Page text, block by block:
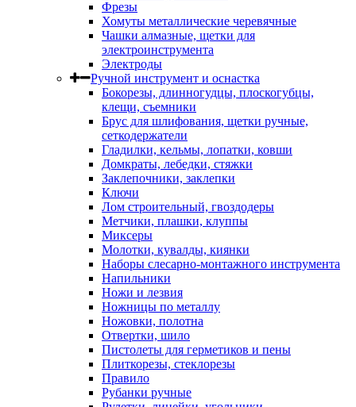
Фрезы
Хомуты металлические черевячные
Чашки алмазные, щетки для
электроинструмента
Электроды
Ручной инструмент и оснастка
Бокорезы, длинногудцы, плоскогубцы,
клещи, съемники
Брус для шлифования, щетки ручные,
сеткодержатели
Гладилки, кельмы, лопатки, ковши
Домкраты, лебедки, стяжки
Заклепочники, заклепки
Ключи
Лом строительный, гвоздодеры
Метчики, плашки, клуппы
Миксеры
Молотки, кувалды, киянки
Наборы слесарно-монтажного инструмента
Напильники
Ножи и лезвия
Ножницы по металлу
Ножовки, полотна
Отвертки, шило
Пистолеты для герметиков и пены
Плиткорезы, стеклорезы
Правило
Рубанки ручные